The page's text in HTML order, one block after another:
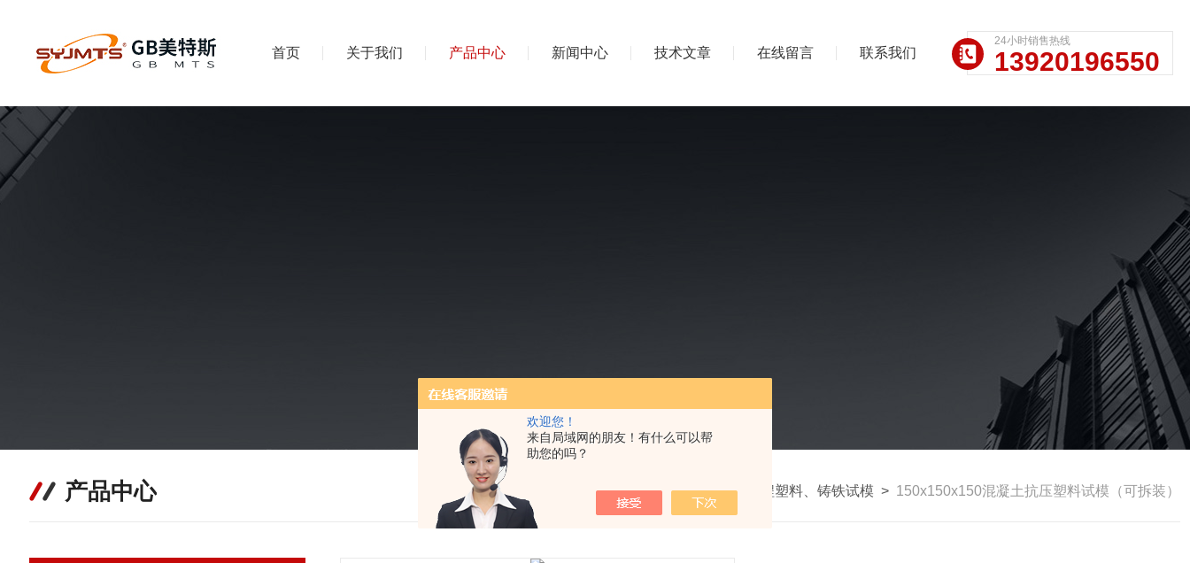
欢迎您！
来自局域网的朋友！有什么可以帮
助您的吗？
首页 关于我们 产品中心 新闻中心 技术文章 在线留言 联系我们
24小时销售热线
13920196550
产品中心 首页>产品中心> > 工程塑料、铸铁试模 > 150x150x150混凝土抗压塑料试模（可拆装）